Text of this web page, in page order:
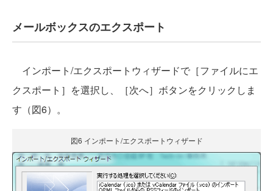
メールボックスのエクスポート
インポート/エクスポートウィザードで［ファイルにエ
クスポート］を選択し、［次へ］ボタンをクリックしま
す（図6）。
図6 インポート/エクスポートウィザード